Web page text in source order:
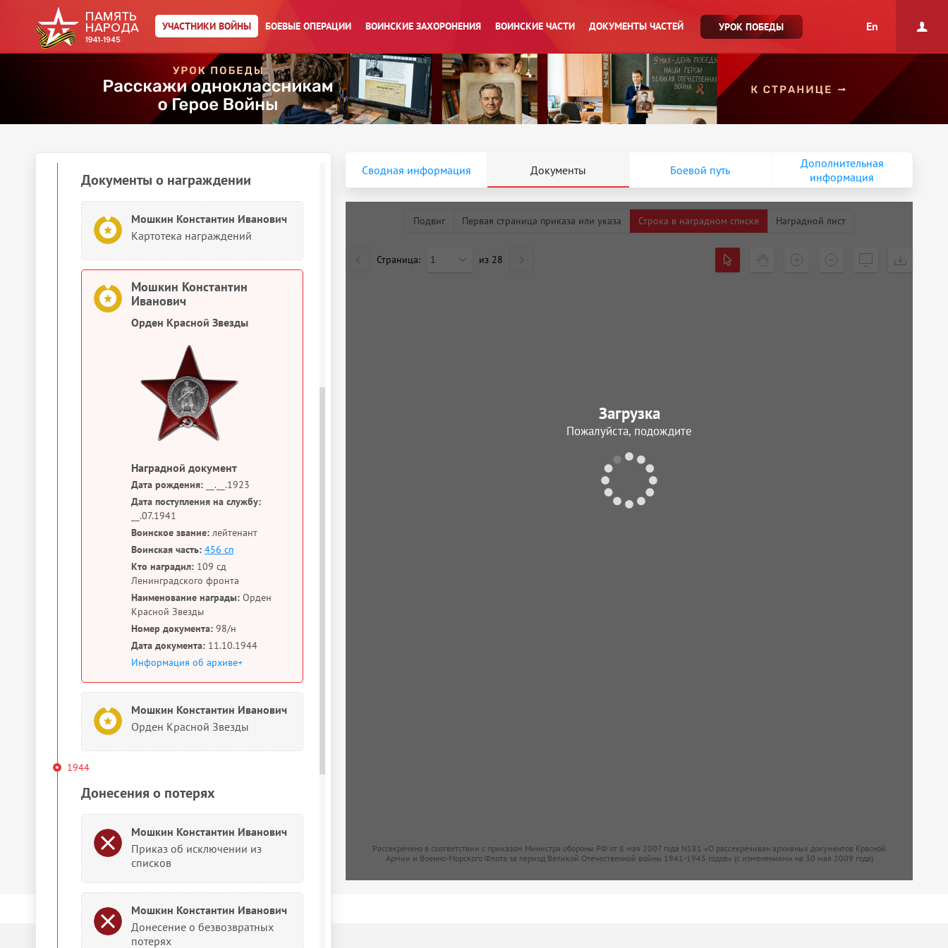
УЧАСТНИКИ ВОЙНЫ БОЕВЫЕ ОПЕРАЦИИ ВОИНСКИЕ ЗАХОРОНЕНИЯ ВОИНСКИЕ ЧАСТИ ДОКУМЕНТЫ ЧАСТЕЙ УРОК ПОБЕДЫ En
Военно-пересыльные пункты и
запасные полки
Мошкин Константин Иванович
Военно-пересыльные пункты и
запасные полки
Документы о награждении
Мошкин Константин Иванович
Картотека награждений
Мошкин Константин
Иванович
Орден Красной Звезды
Наградной документ
Дата рождения: __.__.1923
Дата поступления на службу:
__.07.1941
Воинское звание: лейтенант
Воинская часть: 456 сп
Кто наградил: 109 сд
Ленинградского фронта
Наименование награды: Орден
Красной Звезды
Номер документа: 98/н
Дата документа: 11.10.1944
Информация об архиве+
Мошкин Константин Иванович
Орден Красной Звезды
1944
Донесения о потерях
Мошкин Константин Иванович
Приказ об исключении из
списков
Мошкин Константин Иванович
Донесение о безвозвратных
потерях
Сводная информация Документы Боевой путь
Дополнительная
информация
Подвиг Первая страница приказа или указа Строка в наградном списке Наградной лист
Страница: 1 из 28
Рассекречено в соответствии с приказом Министра обороны РФ от 8 мая 2007 года N181 «О рассекречиван архивных документов Красной
Армии и Военно-Морского Флота за период Великой Отечественной войны 1941-1945 годов» (с изменениями на 30 мая 2009 года)
Загрузка
Пожалуйста, подождите